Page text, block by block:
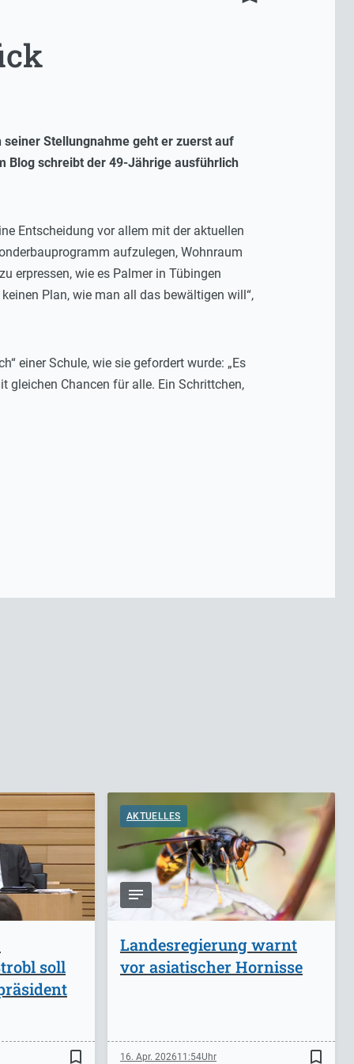
Stellungnahme geht er zuerst auf
Blog schreibt der 49-Jährige ausführlich
Entscheidung vor allem mit der aktuellen
aufzulegen, Wohnraum
erpressen, wie es Palmer in Tübingen
Plan, wie man all das bewältigen will“,
einer Schule, wie sie gefordert wurde: „Es
gleichen Chancen für alle. Ein Schrittchen,
soll
bookmark_border
AKTUELLES
Landesregierung warnt
vor asiatischer Hornisse
16. Apr. 202611:54 bookmark_border